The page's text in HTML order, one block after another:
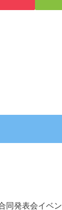
同発表会イベ